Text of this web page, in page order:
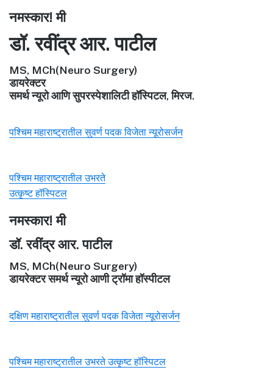
नमस्कार! मी
डॉ. रवींद्र आर. पाटील
MS, MCh(Neuro Surgery)
डायरेक्टर
समर्थ न्यूरो आणि सुपरस्पेशालिटी हॉस्पिटल, मिरज.
पश्चिम महाराष्ट्रातील सुवर्ण पदक विजेता न्यूरोसर्जन
पश्चिम महाराष्ट्रातील उभरते
उत्कृष्ट हॉस्पिटल
नमस्कार! मी
डॉ. रवींद्र आर. पाटील
MS, MCh(Neuro Surgery)
डायरेक्टर समर्थ न्यूरो आणी ट्रॉमा हॉस्पीटल
दक्षिण महाराष्ट्रातील सुवर्ण पदक विजेता न्यूरोसर्जन
पश्चिम महाराष्ट्रातील उभरते उत्कृष्ट हॉस्पिटल